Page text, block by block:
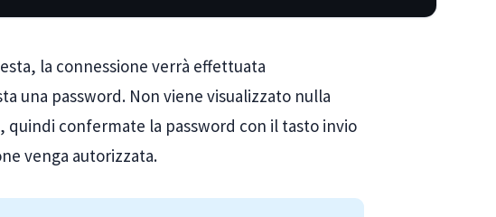
la connessione verrà effettuata
una password. Non viene visualizzato nulla
quindi confermate la password con il tasto invio
venga autorizzata.